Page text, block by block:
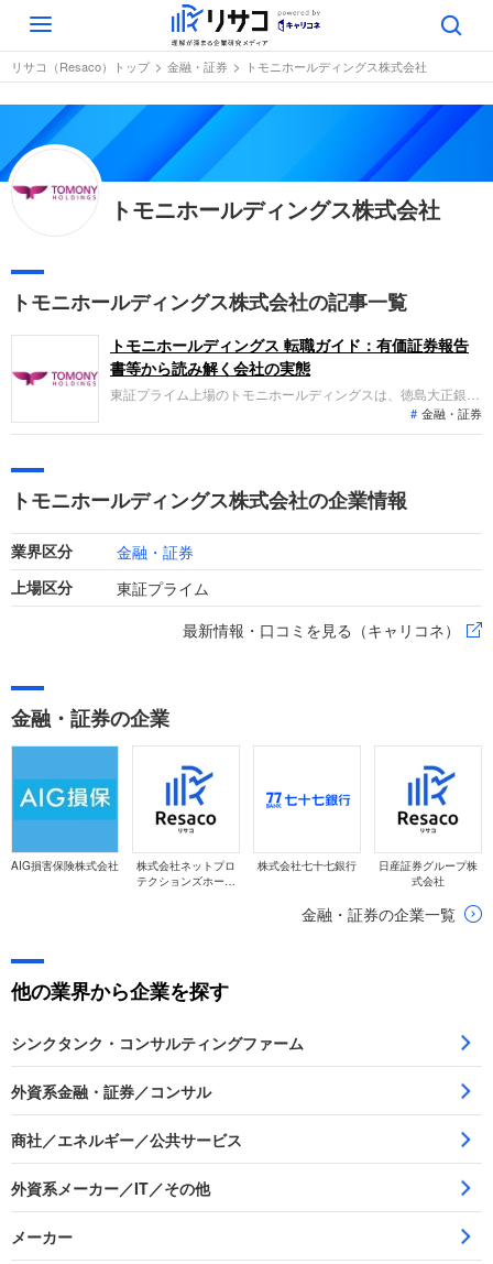
Toggle
navigation
リサコ（Resaco）トップ 金融・証券 トモニホールディングス株式会社
トモニホールディングス株式会社
トモニホールディングス株式会社の記事一覧
トモニホールディングス 転職ガイド：有価証券報告
書等から読み解く会社の実態
東証プライム上場のトモニホールディングスは、徳島大正銀行
と香川銀行を中核とし、リースやカード等の金融サービスを広
域展開しています。直近の業績は、貸出金利息の増加等により
けています。
金融・証券
トモニホールディングス株式会社の企業情報
業界区分 金融・証券
上場区分
東証プライム
最新情報・口コミを見る（キャリコネ）
金融・証券の企業
AIG損害保険株式会社
株式会社ネットプロ
テクションズホール
株式会社七十七銀行
日産証券グループ株
式会社
金融・証券の企業一覧
他の業界から企業を探す
シンクタンク・コンサルティングファーム
外資系金融・証券／コンサル
商社／エネルギー／公共サービス
外資系メーカー／IT／その他
メーカー